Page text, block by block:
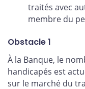
traités avec
membre du
Obstacle 1
À la Banque, le
handicapés est
sur le marché du